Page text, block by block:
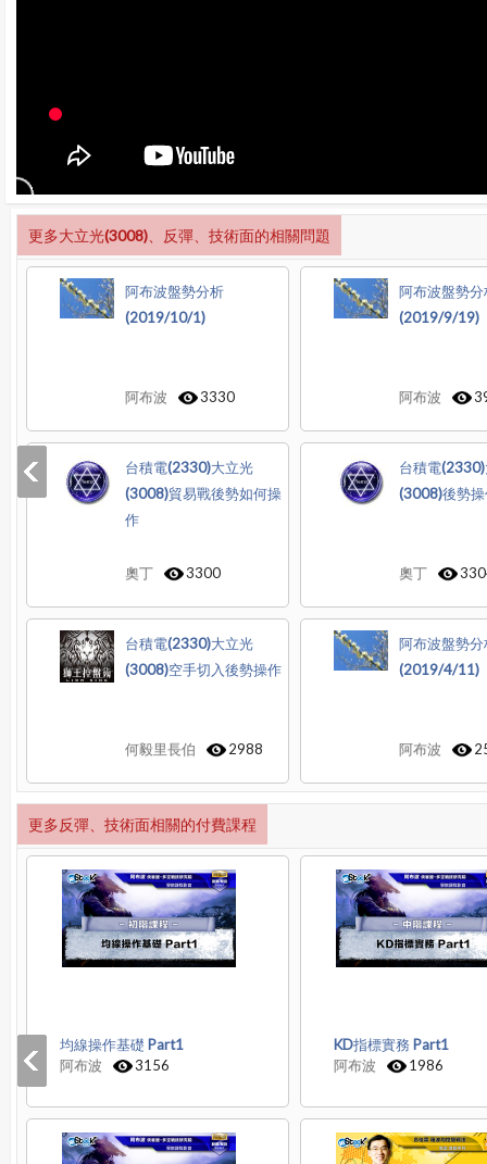
更多大立光(3008)、反彈、技術面的相關問題
阿布波盤勢分析
(2019/10/1)
阿布波 3330
阿布波盤勢分
(2019/9/19)
阿布波
台積電(2330)大立光
(3008)貿易戰後勢如何操
作
奧丁 3300
台積電
(3008)後勢
奧丁
台積電(2330)大立光
(3008)空手切入後勢操作
何毅里長伯 2988
阿布波盤勢分
(2019/4/11)
阿布波
更多反彈、技術面相關的付費課程
均線操作基礎 Part1
阿布波
3156
KD指標實務 Part1
阿布波
1986